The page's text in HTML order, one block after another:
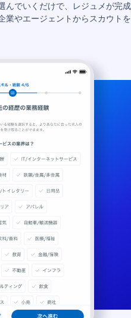
んでいくだけで、レジュメが完成
業やエージェントからスカウトを